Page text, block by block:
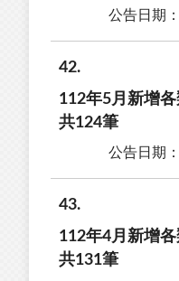
公告日期
42
112年5月新增
共124筆
公告日期
43
112年4月新增
共131筆